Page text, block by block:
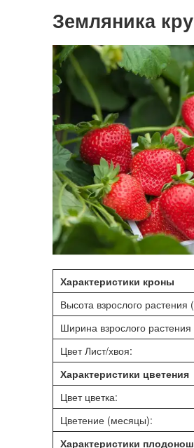
Земляника
Характеристики кроны
Высота взрослого растения
Ширина взрослого
Цвет Лист/хвоя:
Характеристики цветения
Цвет цветка:
Цветение (месяцы):
Характеристики